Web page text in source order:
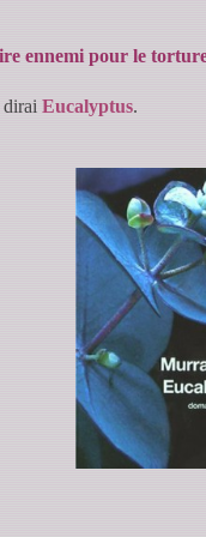
ennemi pour le
dirai Eucalyptus.